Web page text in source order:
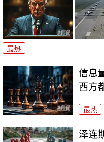
最热
信息
西方
最热
泽连